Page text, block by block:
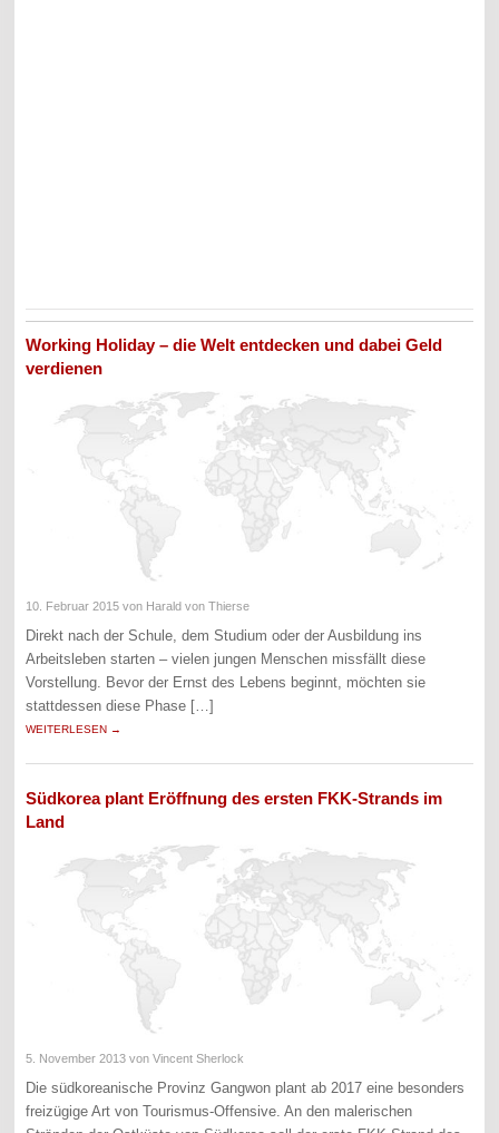
Working Holiday – die Welt entdecken und dabei Geld
verdienen
10. Februar 2015 von Harald von Thierse
Direkt nach der Schule, dem Studium oder der Ausbildung ins
Arbeitsleben starten – vielen jungen Menschen missfällt diese
Vorstellung. Bevor der Ernst des Lebens beginnt, möchten sie
stattdessen diese Phase […]
WEITERLESEN →
Südkorea plant Eröffnung des ersten FKK-Strands im
Land
5. November 2013 von Vincent Sherlock
Die südkoreanische Provinz Gangwon plant ab 2017 eine besonders
freizügige Art von Tourismus-Offensive. An den malerischen